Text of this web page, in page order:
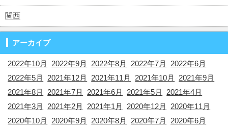
関西
アーカイブ
2022年10月 2022年9月 2022年8月 2022年7月
2022年6月
2022年5月
2021年12月 2021年11月 2021年10月
2021年9月
2021年8月
2021年7月 2021年6月 2021年5月
2021年4月
2021年3月
2021年2月 2021年1月 2020年12月
2020年11月
2020年10月
2020年9月 2020年8月 2020年7月
2020年6月